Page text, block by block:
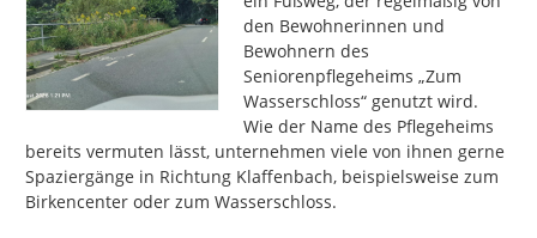
den Bewohnerinnen und
Bewohnern des
Seniorenpflegeheims „Zum
Wasserschloss“ genutzt wird.
Wie der Name des Pflegeheims
bereits vermuten lässt, unternehmen viele von ihnen gerne
Spaziergänge in Richtung Klaffenbach, beispielsweise zum
Birkencenter oder zum Wasserschloss.